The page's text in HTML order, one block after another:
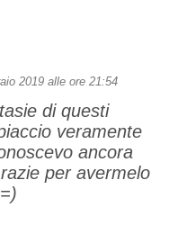
2019 alle ore 21:54
di questi
veramente
ancora
per avermelo